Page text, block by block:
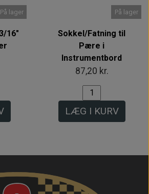
På lager
16"
På lager
Sokkel/Fatning til
Pære i
Instrumentbord
87,20 kr.
LÆG I KURV